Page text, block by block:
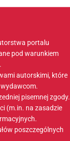
portalu
pod warunkiem
autorskimi, które
pisemnej zgody.
(m.in. na zasadzie
poszczególnych